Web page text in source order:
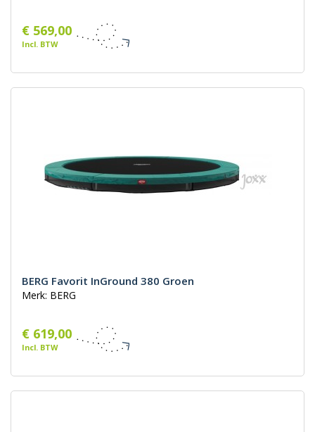
€ 569,00
Incl. BTW
BERG Favorit InGround 380 Groen
Merk: BERG
€ 619,00
Incl. BTW